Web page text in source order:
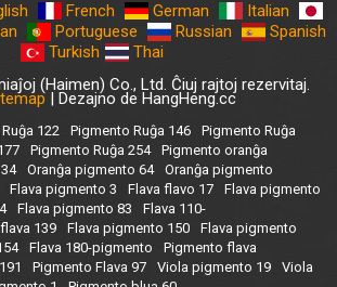
French German
Italian
Portuguese Russian
Spanish
Turkish
Thai
(Haimen) Co., Ltd. Ĉiuj rajtoj rezervitaj.
| Dezajno de HangHeng.cc
122 Pigmento Ruĝa 146
Pigmento Ruĝa
Pigmento Ruĝa 254
Pigmento oranĝa
Oranĝa pigmento 64
Oranĝa pigmento
Flava pigmento 3 Flava flavo 17
Flava pigmento
Flava pigmento 83
Flava 110-
139 Flava pigmento 150
Flava pigmento
Flava 180-pigmento
Pigmento flava
Pigmento Flava 97 Viola pigmento 19
Viola